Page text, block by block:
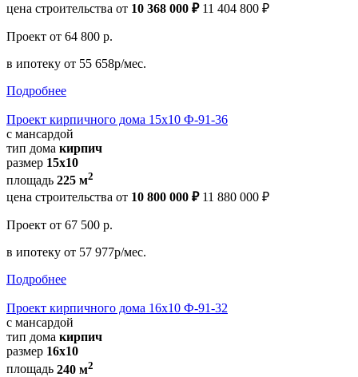
цена строительства от 10 368 000 ₽ 11 404 800 ₽
Проект от 64 800 р.
в ипотеку от 55 658р/мес.
Подробнее
Проект кирпичного дома 15x10 Ф-91-36
с мансардой
тип дома кирпич
размер 15x10
площадь 225 м2
цена строительства от 10 800 000 ₽ 11 880 000 ₽
Проект от 67 500 р.
в ипотеку от 57 977р/мес.
Подробнее
Проект кирпичного дома 16x10 Ф-91-32
с мансардой
тип дома кирпич
размер 16x10
площадь 240 м2